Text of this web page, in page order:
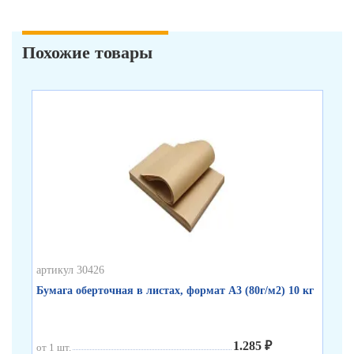
Похожие товары
артикул 30426
Бумага оберточная в листах, формат А3 (80г/м2) 10 кг
от 1 шт. 1.285 ₽